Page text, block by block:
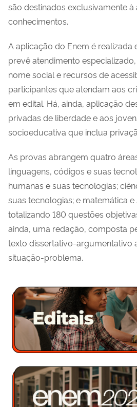
são destinados exclusivamente
conhecimentos.
A aplicação do Enem é realizada
prevê atendimento
nome social e recursos de
participantes que atendam aos
em edital. Há, ainda, aplicação
privadas de liberdade e aos
socioeducativa que inclua
As provas abrangem quatro
linguagens, códigos e suas
humanas e suas tecnologias;
suas tecnologias; e matemática
totalizando 180 questões
ainda, uma redação, composta
texto dissertativo-argumentativo
situação-problema.